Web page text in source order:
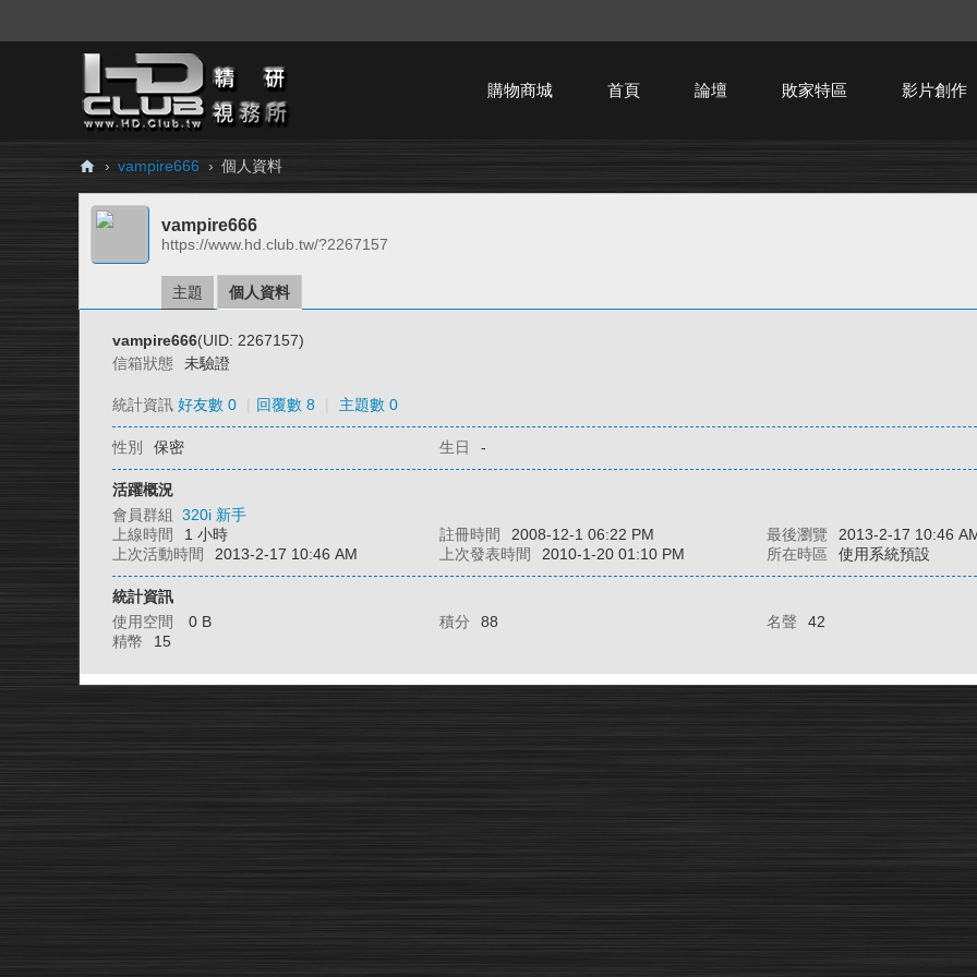
購物商城 首頁 論壇 敗家特區 影片創作
H
Cl
› vampire666 › 個人資料
vampire666
https://www.hd.club.tw/?2267157
主題 個人資料
vampire666(UID: 2267157)
信箱狀態
未驗證
統計資訊 好友數 0 回覆數 8 主題數 0
性別 保密 生日 -
活躍概況
會員群組 320i 新手
上線時間
1 小時 註冊時間 2008-12-1 06:22 PM 最後瀏覽
2013-2-17 10:46
上次活動時間
2013-2-17 10:46 AM 上次發表時間 2010-1-20 01:10 PM 所在時區 使用系統預設
統計資訊
使用空間
0 B 積分 88 名聲
42
精幣
15